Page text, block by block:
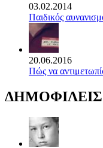
03.02.2014
Παιδικός
20.06.2016
Πώς να